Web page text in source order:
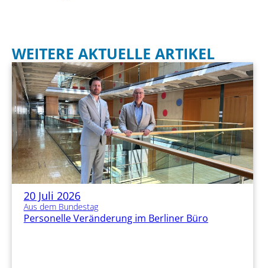
WEITERE AKTUELLE ARTIKEL
20 Juli 2026
Aus dem Bundestag
Personelle Veränderung im Berliner Büro